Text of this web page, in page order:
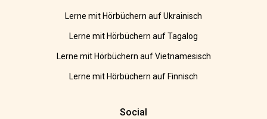
Lerne mit Hörbüchern auf Ukrainisch
Lerne mit Hörbüchern auf Tagalog
Lerne mit Hörbüchern auf Vietnamesisch
Lerne mit Hörbüchern auf Finnisch
Social